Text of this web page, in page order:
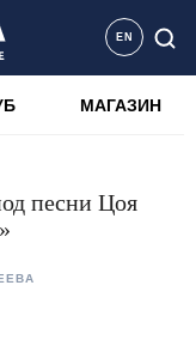
EN
МАГАЗИН
песни Цоя